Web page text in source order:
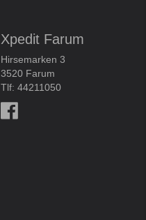
Xpedit Farum
Hirsemarken 3
3520 Farum
Tlf: 44211050